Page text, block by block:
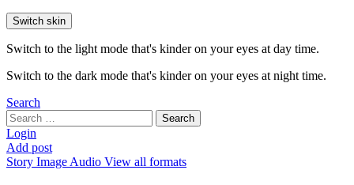
Switch skin
Switch to the light mode that's kinder on your eyes at day time.
Switch to the dark mode that's kinder on your eyes at night time.
Search
Search
for:
Search
Login
Add post
Story Image Audio View all formats